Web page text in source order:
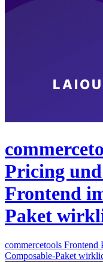
Pricing
Frontend
Paket
commercetools
Composable-Paket